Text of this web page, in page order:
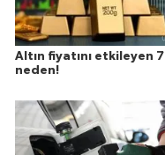
Altın fiyatını etkileyen 7
neden!